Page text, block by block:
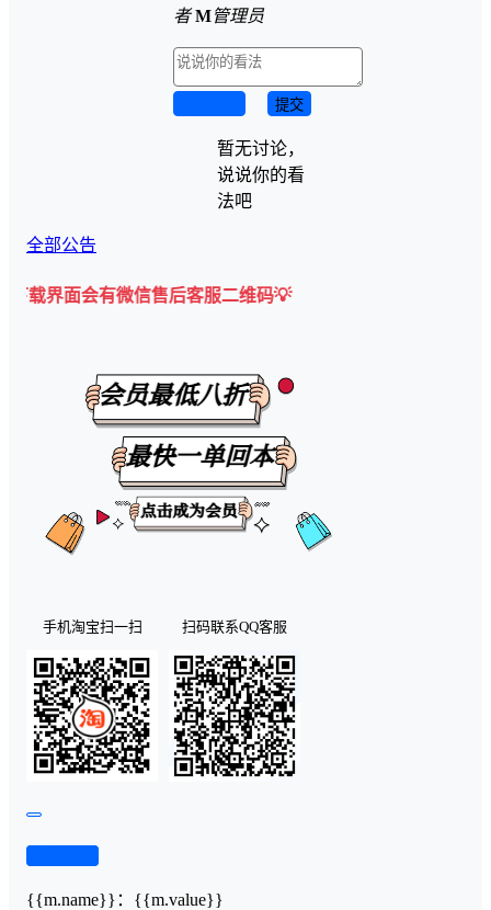
者 M管理员
提交
暂无讨论，
说说你的看
法吧
全部公告
有微信售后客服二维码💡
手机淘宝扫一扫 扫码联系QQ客服
{{m.name}} ： {{m.value}}